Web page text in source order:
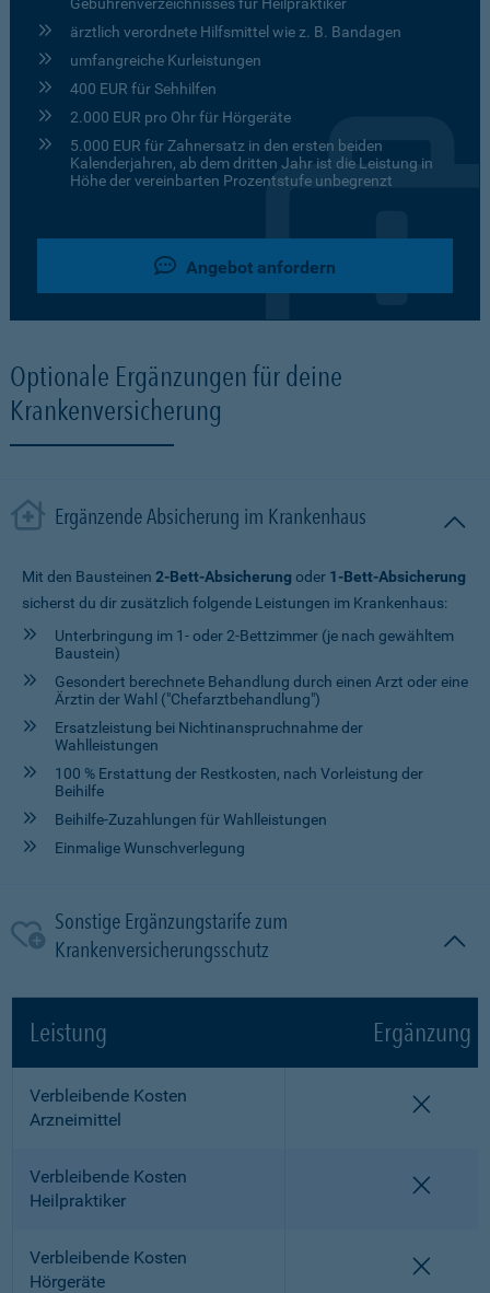
ärztlich verordnete Hilfsmittel wie z. B. Bandagen
umfangreiche Kurleistungen
400 EUR für Sehhilfen
2.000 EUR pro Ohr für Hörgeräte
5.000 EUR für Zahnersatz in den ersten beiden
Kalenderjahren, ab dem dritten Jahr ist die Leistung in
Höhe der vereinbarten Prozentstufe unbegrenzt
Angebot anfordern
Optionale Ergänzungen für deine
Krankenversicherung
Ergänzende Absicherung im Krankenhaus
Mit den Bausteinen 2-Bett-Absicherung oder 1-Bett-Absicherung
sicherst du dir zusätzlich folgende Leistungen im Krankenhaus:
Unterbringung im 1- oder 2-Bettzimmer (je nach gewähltem
Baustein)
Gesondert berechnete Behandlung durch einen Arzt oder eine
Ärztin der Wahl ("Chefarztbehandlung")
Ersatzleistung bei Nichtinanspruchnahme der
Wahlleistungen
100 % Erstattung der Restkosten, nach Vorleistung der
Beihilfe
Beihilfe-Zuzahlungen für Wahlleistungen
Einmalige Wunschverlegung
Sonstige Ergänzungstarife zum
Krankenversicherungsschutz
Leistung Ergänzung
Verbleibende Kosten
Arzneimittel
Verbleibende Kosten
Heilpraktiker
Verbleibende Kosten
Hörgeräte